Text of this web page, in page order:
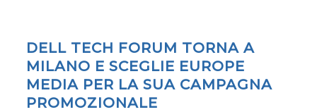
DELL TECH FORUM TORNA A
MILANO E SCEGLIE EUROPE
MEDIA PER LA SUA CAMPAGNA
PROMOZIONALE